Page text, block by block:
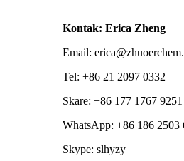
Kontak: Erica Zheng
Email:
Tel: +86 21 2097 0332
Skare: +86 177 1767 9251
WhatsApp: +86 186
Skype: slhyzy